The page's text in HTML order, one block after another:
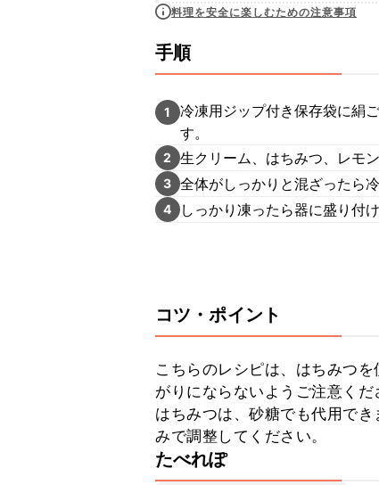
料理を安全に楽しむための注意事項
手順
1
冷凍用ジップ付き保存袋に絹
す。
2 生クリーム、はちみつ、レモ
3 全体がしっかりと混ざったら
4 しっかり凍ったら器に盛り付
コツ・ポイント
こちらのレシピは、はちみつ
がりにならないようご注意くだ
はちみつは、砂糖でも代用で
みで調整してください。
たべれぽ